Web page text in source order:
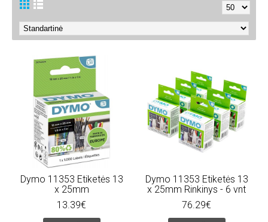
Dymo 11353 Etiketės 13
x 25mm
13.39€
Dymo 11353 Etiketės 13
x 25mm Rinkinys - 6 vnt
76.29€